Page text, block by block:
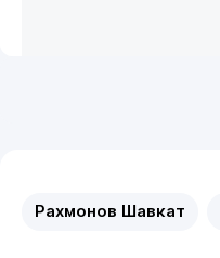
Рахмонов Шавкат